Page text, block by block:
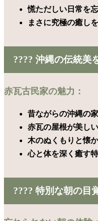
慌ただしい日常を
まさに究極の癒し
????️ 沖縄の伝統美
赤瓦古民家の魅力：
昔ながらの沖縄の
赤瓦の屋根が美し
木のぬくもりと懐
心と体を深く癒す
???? 特別な朝の目